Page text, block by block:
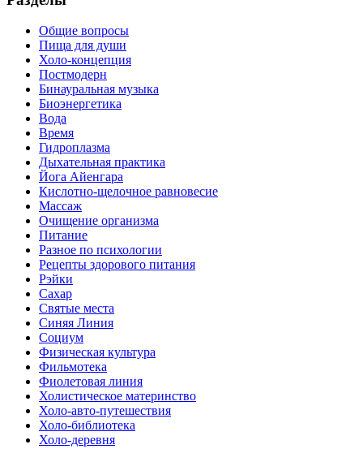
Общие вопросы
Пища для души
Холо-концепция
Постмодерн
Бинауральная музыка
Биоэнергетика
Вода
Время
Гидроплазма
Дыхательная практика
Йога Айенгара
Кислотно-щелочное равновесие
Массаж
Очищение организма
Питание
Разное по психологии
Рецепты здорового питания
Рэйки
Сахар
Святые места
Синяя Линия
Социум
Физическая культура
Фильмотека
Фиолетовая линия
Холистическое материнство
Холо-авто-путешествия
Холо-библиотека
Холо-деревня